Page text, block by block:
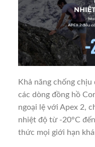
Khả năng chống
các dòng đồng hồ
ngoại lệ với Apex 2,
nhiệt độ từ -20°C
thức mọi giới hạn